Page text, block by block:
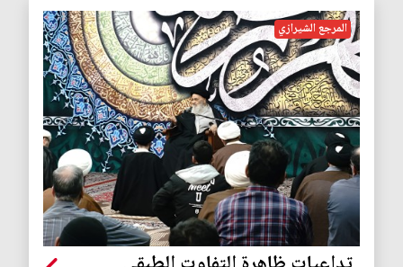
المرجع الشيرازي